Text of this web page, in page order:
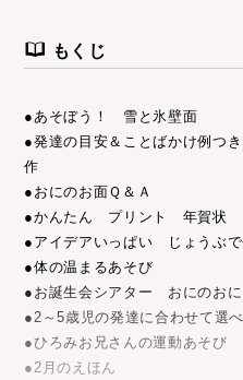
もくじ
●あそぼう！ 雪と氷壁面
●発達の目安＆ことばかけ例
作
●おにのお面Ｑ＆Ａ
●かんたん プリント 年賀
●アイデアいっぱい じょうぶ
●体の温まるあそび
●お誕生会シアター おにのお
●2～5歳児の発達に合わせて
●ひろみお兄さんの運動あそび
●2月のえほん